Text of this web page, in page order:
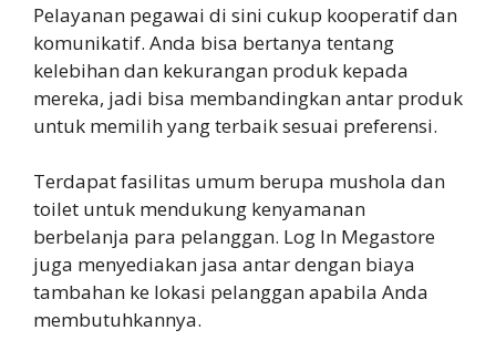
Pelayanan pegawai di sini cukup kooperatif dan
komunikatif. Anda bisa bertanya tentang
kelebihan dan kekurangan produk kepada
mereka, jadi bisa membandingkan antar produk
untuk memilih yang terbaik sesuai preferensi.
Terdapat fasilitas umum berupa mushola dan
toilet untuk mendukung kenyamanan
berbelanja para pelanggan. Log In Megastore
juga menyediakan jasa antar dengan biaya
tambahan ke lokasi pelanggan apabila Anda
membutuhkannya.